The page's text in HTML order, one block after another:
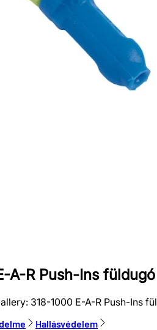
A-R Push-Ins
318-1000 E-A-R Push-Ins
Hallásvédelem